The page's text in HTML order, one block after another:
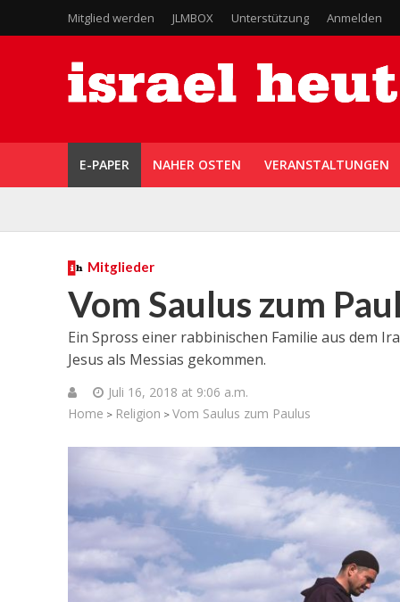
Mitglied werden JLMBOX Unterstützung Anmelden
E-PAPER NAHER OSTEN VERANSTALTUNGEN
Mitglieder
Vom Saulus zum
Ein Spross einer rabbinischen Familie aus dem
Jesus als Messias gekommen.
Juli 16, 2018 at 9:06 a.m.
Home > Religion > Vom Saulus zum Paulus